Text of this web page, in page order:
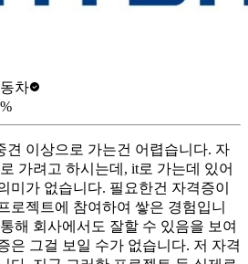
차
%
견 이상으로 가는건 어렵습니다. 자
가려고 하시는데, it로 가는데 있어
미가 없습니다. 필요한건 자격증이
로젝트에 참여하여 쌓은 경험입니
해 회사에서도 잘할 수 있음을 보여
은 그걸 보일 수가 없습니다. 저 자격